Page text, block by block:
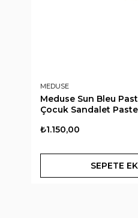
MEDUSE
Meduse Sun Bleu
Çocuk Sandalet
₺1.150,00
SEPETE